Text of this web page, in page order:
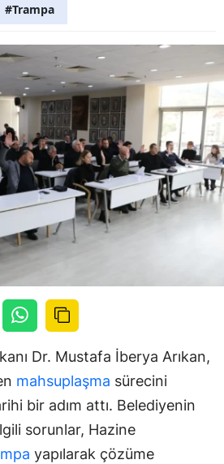
#Trampa
Dr. Mustafa İberya Arıkan,
mahsuplaşma sürecini
bir adım attı. Belediyenin
sorunlar, Hazine
yapılarak çözüme